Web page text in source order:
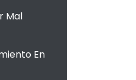
Mal
En